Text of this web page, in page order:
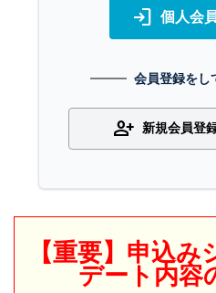
login 個人会
会員登録をし
person_add 新規会員登
【重要】申込
デート内容